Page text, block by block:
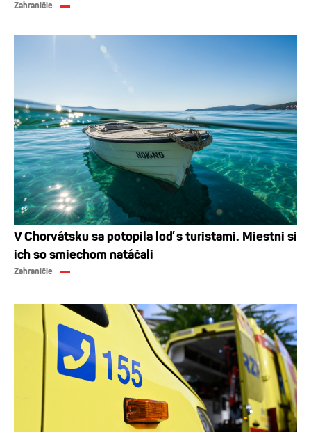
Zahraničie
V Chorvátsku sa potopila loď s turistami. Miestni si
ich so smiechom natáčali
Zahraničie